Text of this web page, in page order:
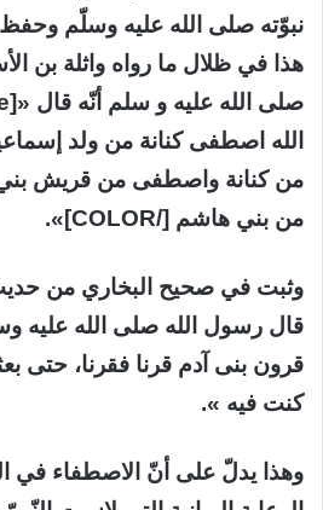
نبوّته صلى الله عليه وسلّم وحفظ
هذا في ظلال ما رواه واثلة بن
الله اصطفى كنانة من ولد
من كنانة واصطفى من قريش
من بني هاشم [/COLOR]».
وثبت في صحيح البخاري من
قال رسول الله صلى الله عليه
قرون بنى آدم قرنا فقرنا، حتى
كنت فيه ».
وهذا يدلّ على أنّ الاصطفاء في